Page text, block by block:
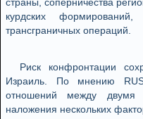
курдских
трансграничных операций.
Риск конфронтации
Израиль. По мнению
отношений между двумя
наложения нескольких